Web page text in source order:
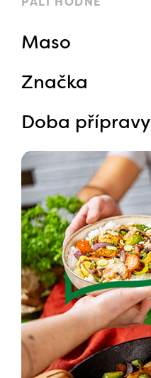
Maso
Značka
Doba přípravy